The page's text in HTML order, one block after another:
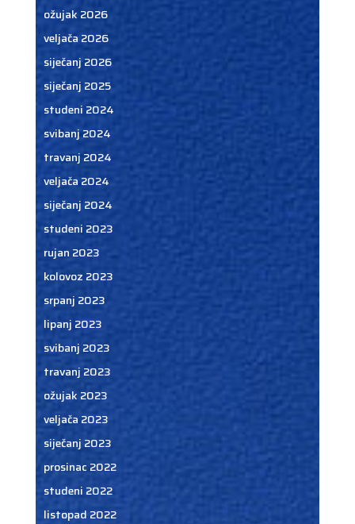
ožujak 2026
veljača 2026
siječanj 2026
siječanj 2025
studeni 2024
svibanj 2024
travanj 2024
veljača 2024
siječanj 2024
studeni 2023
rujan 2023
kolovoz 2023
srpanj 2023
lipanj 2023
svibanj 2023
travanj 2023
ožujak 2023
veljača 2023
siječanj 2023
prosinac 2022
studeni 2022
listopad 2022